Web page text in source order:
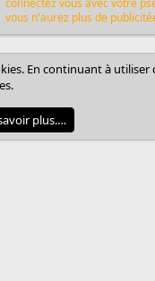
connectez vous avec votre
vous n'aurez plus de
En continuant à utiliser
plus.…